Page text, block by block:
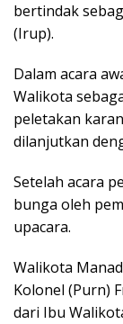
bertindak
(Irup).
Dalam acara
Walikota
peletakan
dilanjutkan
Setelah acara
bunga oleh
upacara.
Walikota
Kolonel (Purn)
dari Ibu